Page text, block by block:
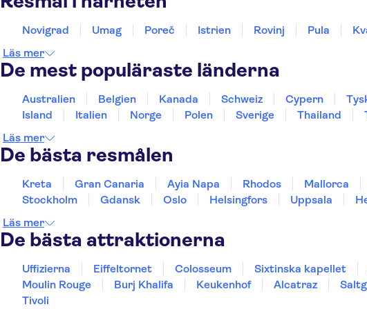
Novigrad Umag Poreč Istrien Rovinj Pula
Läs mer
De mest populäraste länderna
Australien Belgien Kanada Schweiz Cypern
Island
Italien Norge Polen Sverige Thailand
Läs mer
De bästa resmålen
Kreta Gran Canaria Ayia Napa Rhodos Mallorca
Stockholm
Gdansk Oslo Helsingfors Uppsala
Läs mer
De bästa attraktionerna
Uffizierna Eiffeltornet Colosseum Sixtinska kapellet
Moulin Rouge
Burj Khalifa Keukenhof Alcatraz
Tivoli